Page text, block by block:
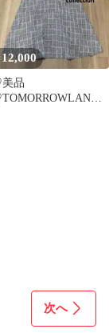
12,000
品
次へ